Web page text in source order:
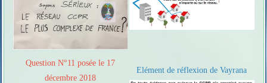
Question N°11 posée le 17
décembre 2018
Elément de réflexion de Vayrana